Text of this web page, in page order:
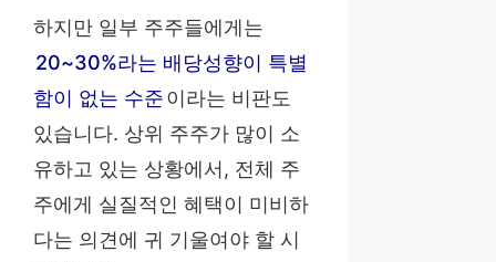
하지만 일부 주주들에게는
20~30%라는 배당성향이 특별
함이 없는 수준이라는 비판도
있습니다. 상위 주주가 많이 소
유하고 있는 상황에서, 전체 주
주에게 실질적인 혜택이 미비하
다는 의견에 귀 기울여야 할 시